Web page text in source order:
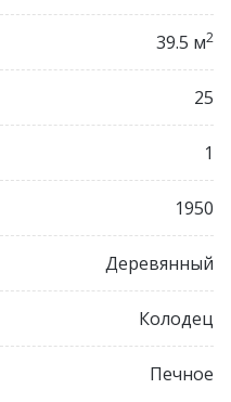
39.5 м2
25
1
1950
Деревянный
Колодец
Печное